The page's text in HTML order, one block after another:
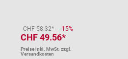
CHF 58.32* -15%
CHF 49.56*
Preise inkl. MwSt. zzgl.
Versandkosten